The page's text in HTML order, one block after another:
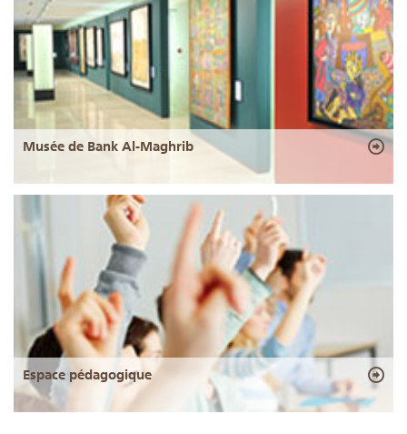
Musée de Bank Al-Maghrib
Espace pédagogique